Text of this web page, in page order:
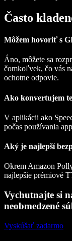
Často
Môžem hovoriť s
Áno, môžete sa
čomkoľvek, čo vás
ochotne odpovie.
Ako konvertujem
V aplikácii ako
počas používania
Aký je najlepší
Okrem Amazon
najlepšie prémiové
Vychutnajte si
neobmedzené
Vyskúšať zadarmo